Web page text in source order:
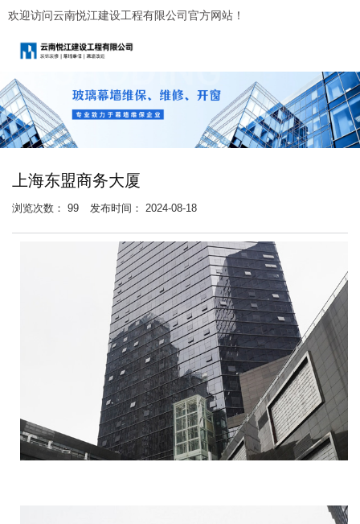
欢迎访问云南悦江建设工程有限公司官方网站！
上海东盟商务大厦
浏览次数： 99 发布时间： 2024-08-18